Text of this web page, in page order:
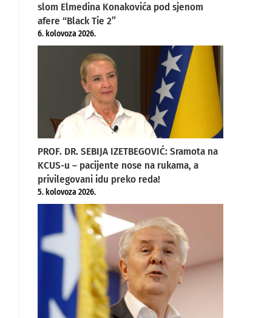
slom Elmedina Konakovića pod sjenom
afere “Black Tie 2”
6. kolovoza 2026.
PROF. DR. SEBIJA IZETBEGOVIĆ: Sramota na
KCUS-u – pacijente nose na rukama, a
privilegovani idu preko reda!
5. kolovoza 2026.